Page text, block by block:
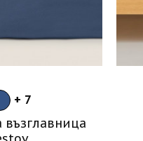
+ 7